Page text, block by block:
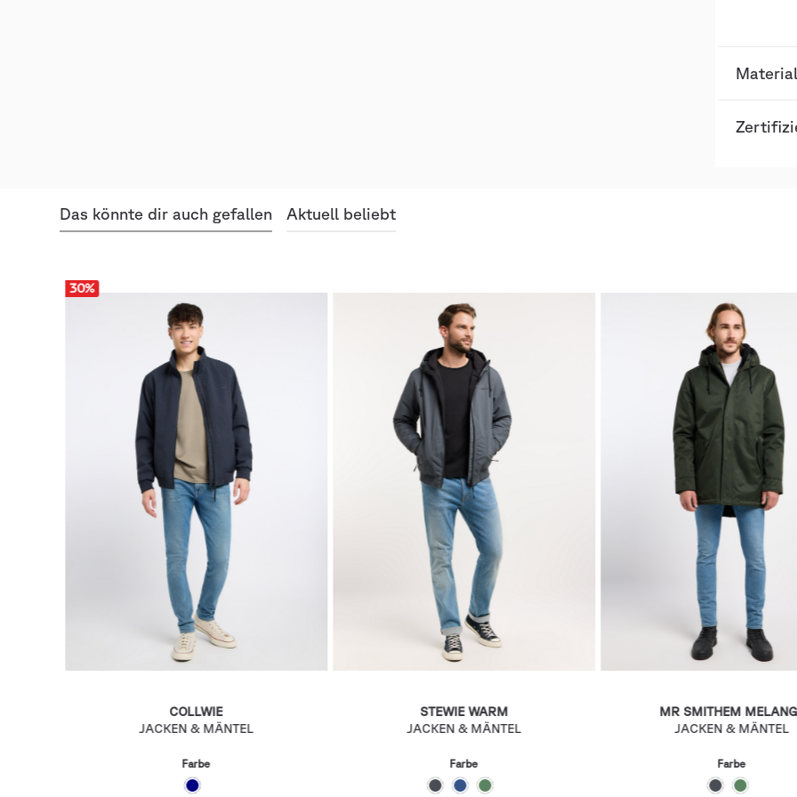
Das könnte dir auch gefallen Aktuell beliebt
30%
COLLWIE
JACKEN & MÄNTEL
Farbe
STEWIE WARM
JACKEN & MÄNTEL
Farbe
MR SMITHEM
JACKEN & MÄNTEL
Farbe